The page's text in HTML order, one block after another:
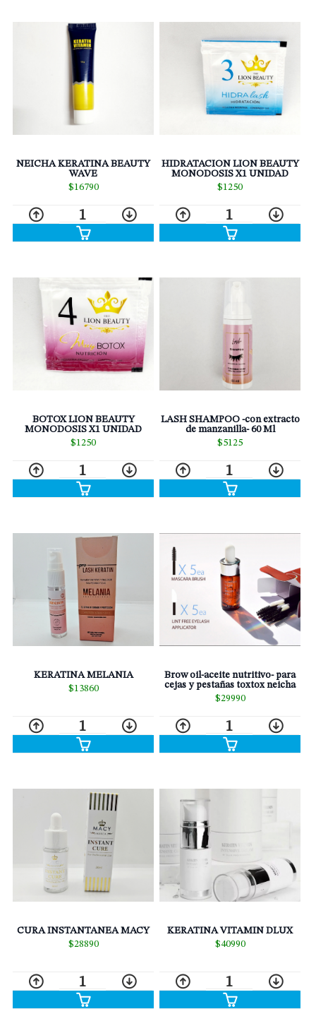
NEICHA KERATINA BEAUTY
WAVE
$16790
1
HIDRATACION LION BEAUTY
MONODOSIS X1 UNIDAD
$1250
1
BOTOX LION BEAUTY
MONODOSIS X1 UNIDAD
$1250
1
LASH SHAMPOO -con extracto
de manzanilla- 60 Ml
$5125
1
KERATINA MELANIA
$13860
1
Brow oil-aceite nutritivo- para
cejas y pestañas toxtox neicha
$29990
1
CURA INSTANTANEA MACY
$28890
1
KERATINA VITAMIN DLUX
$40990
1